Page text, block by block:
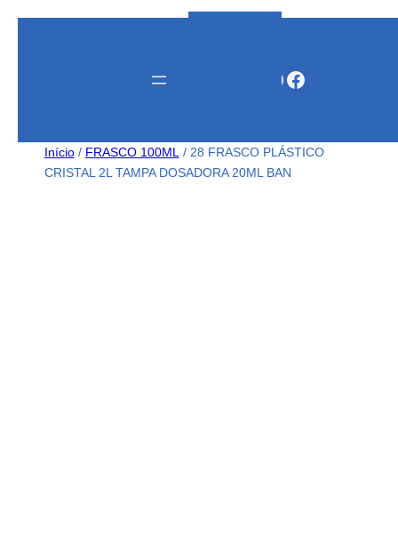
Facebook
Início/ FRASCO 100ML / 28 FRASCO PLÁSTICO
CRISTAL 2L TAMPA DOSADORA 20ML BAN